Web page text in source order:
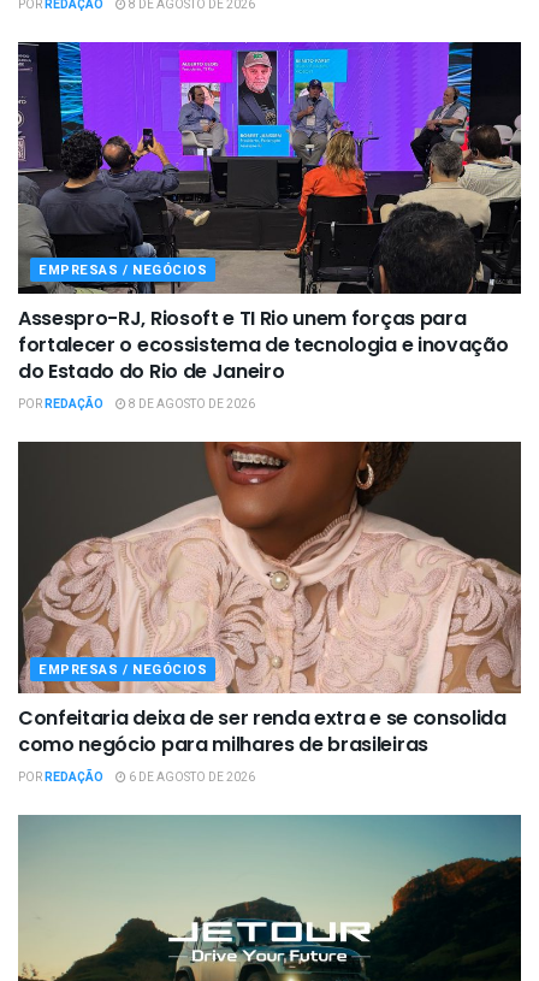
PORREDAÇÃO 8 DE AGOSTO DE 2026
EMPRESAS / NEGÓCIOS
Assespro-RJ, Riosoft e TI Rio unem forças para
fortalecer o ecossistema de tecnologia e inovação
do Estado do Rio de Janeiro
PORREDAÇÃO 8 DE AGOSTO DE 2026
EMPRESAS / NEGÓCIOS
Confeitaria deixa de ser renda extra e se consolida
como negócio para milhares de brasileiras
PORREDAÇÃO 6 DE AGOSTO DE 2026